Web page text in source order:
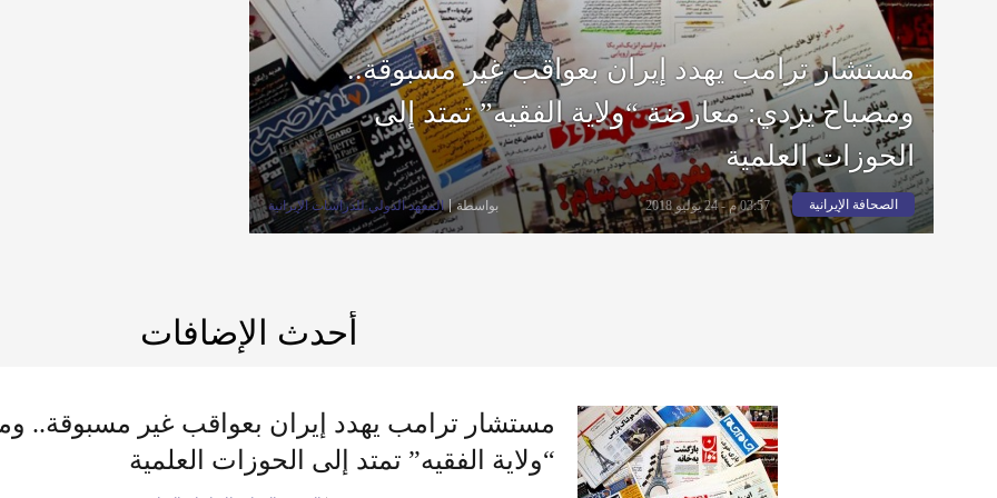
مستشار ترامب يهدد إيران بعواقب غير مسبوقة..
ومصباح يزدي: معارضة “ولاية الفقيه” تمتد إلى
الحوزات العلمية
الصحافة الإيرانية 03:57 م - 24 يوليو 2018 بواسطة المعهد الدولي للدراسات الإيرانية
أحدث الإضافات
مستشار ترامب يهدد إيران بعواقب غير مسبوقة..
“ولاية الفقيه” تمتد إلى الحوزات العلمية